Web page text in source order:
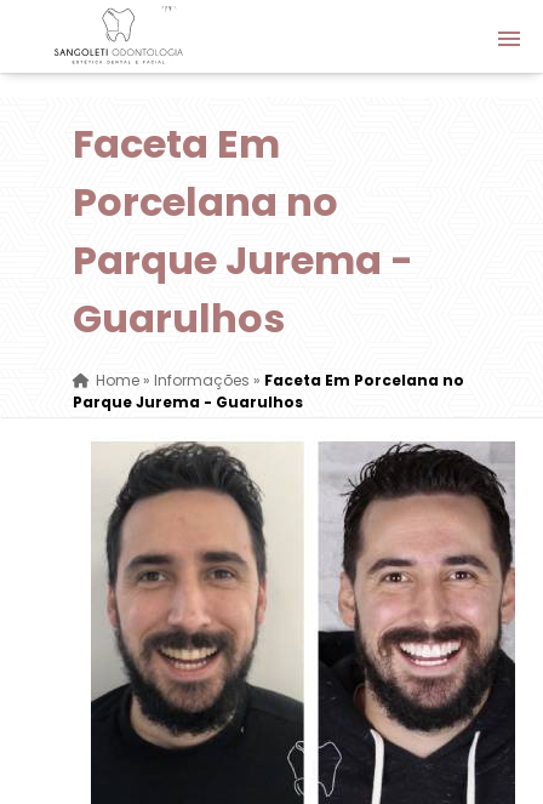
Faceta Em
Porcelana no
Parque Jurema -
Guarulhos
Home» Informações » Faceta Em Porcelana no
Parque Jurema - Guarulhos